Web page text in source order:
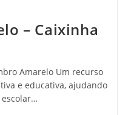
– Caixinha
Amarelo Um recurso
e educativa, ajudando